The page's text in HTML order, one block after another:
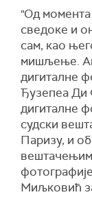
"Од
сведоке и
сам, као
мишљење.
дигиталне
Ђузепеа Ди
дигиталне
судски
Паризу, и
Миљковић